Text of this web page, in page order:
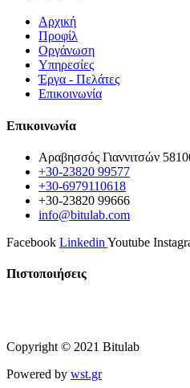
Αρχική
Προφίλ
Οργάνωση
Υπηρεσίες
Έργα - Πελάτες
Επικοινωνία
Επικοινωνία
Αραβησσός Γιαννιτσών
+30-23820 99577
+30-6979110618
+30-23820 99666
info@bitulab.com
Facebook Linkedin Youtube
Πιστοποιήσεις
Copyright © 2021 Bitulab
Powered by wst.gr